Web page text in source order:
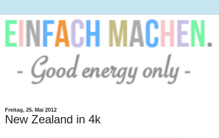
Freitag, 25. Mai 2012
New Zealand in 4k